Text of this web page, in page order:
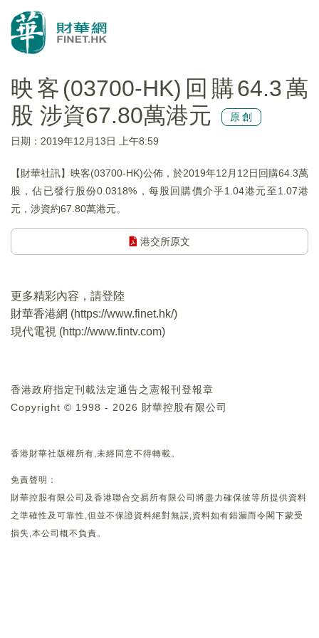
映客(03700-HK)回購64.3萬
股 涉資67.80萬港元
原創
日期：2019年12月13日 上午8:59
【財華社訊】映客(03700-HK)公佈，於2019年12月12日回購64.3萬
股，佔已發行股份0.0318%，每股回購價介乎1.04港元至1.07港
元，涉資約67.80萬港元。
港交所原文
更多精彩內容，請登陸
財華香港網 (https://www.finet.hk/)
現代電視 (http://www.fintv.com)
香港政府指定刊載法定通告之憲報刊登報章
Copyright © 1998 - 2026 財華控股有限公司
香港財華社版權所有,未經同意不得轉載。
免責聲明：
財華控股有限公司及香港聯合交易所有限公司將盡力確保彼等所提供資料
之準確性及可靠性,但並不保證資料絕對無誤,資料如有錯漏而令閣下蒙受
損失,本公司概不負責。